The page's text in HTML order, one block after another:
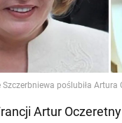
Artur Oczeretny